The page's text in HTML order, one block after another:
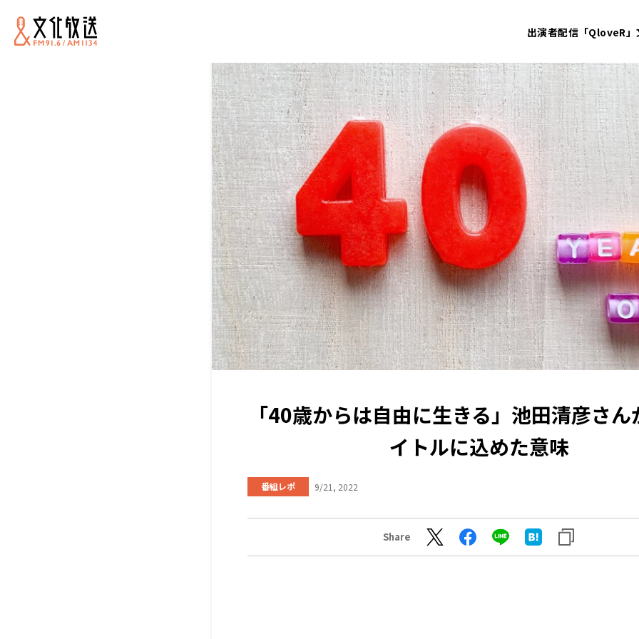
出演者配信「QloveR」
「40歳からは自由に生きる」池田清彦さ
イトルに込めた意味
番組レポ 9/21, 2022
Share